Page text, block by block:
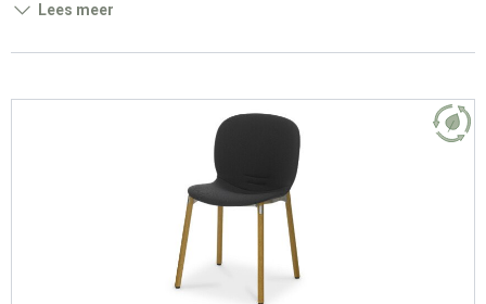
Lees meer